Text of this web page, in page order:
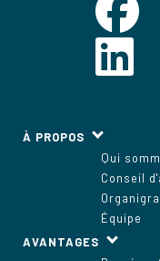
À PROPOS
Qui
Conseil
Équipe
AVANTAGES